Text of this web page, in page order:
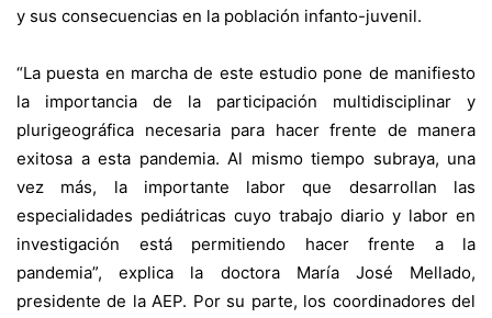
y sus consecuencias en la población infanto-juvenil.
“La puesta en marcha de este estudio pone de manifiesto
la importancia de la participación multidisciplinar y
plurigeográfica necesaria para hacer frente de manera
exitosa a esta pandemia. Al mismo tiempo subraya, una
vez más, la importante labor que desarrollan las
especialidades pediátricas cuyo trabajo diario y labor en
investigación está permitiendo hacer frente a la
pandemia”, explica la doctora María José Mellado,
presidente de la AEP. Por su parte, los coordinadores del